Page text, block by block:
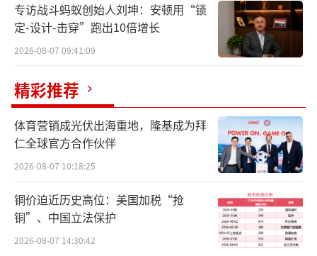
上海海怡莱从上海泓健医药有限公司获取
万脉宁2023年度市场推广和信息服务的业务收
入合计86.87万元。
2025年8月15日，上海市普陀区市场监督
管理局对上海海怡莱处罚30万元。普陀区市场
监督管理局认为，上海海怡莱在从事万脉宁药
品市场推广和信息服务过程中，采用给予医师
财物的手段来增加万脉宁药品销量，以期从泓
健医药公司获取可观的市场服务费用的行为，
构成商业贿赂行为。
专访战斗蚂蚁创始人刘坤：安顿用“锁
定-设计-击穿”跑出10倍增长
2026-08-07 09:41:09
精彩推荐
体育营销成光伏出海重地，隆基成为拜
仁全球官方合作伙伴
2026-08-07 10:18:25
铜价迫近历史高位：美国加税“抢
铜”、中国立法保护
2026-08-07 14:30:42